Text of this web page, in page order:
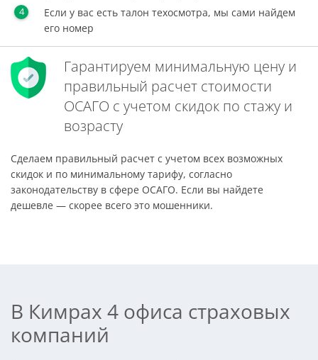
Если у вас есть талон техосмотра, мы сами найдем
его номер
Гарантируем минимальную цену и
правильный расчет стоимости
ОСАГО с учетом скидок по стажу и
возрасту
Сделаем правильный расчет с учетом всех возможных
скидок и по минимальному тарифу, согласно
законодательству в сфере ОСАГО. Если вы найдете
дешевле — скорее всего это мошенники.
В Кимрах 4 офиса страховых
компаний